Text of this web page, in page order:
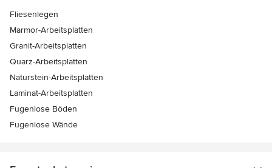
Fliesenlegen
Marmor-Arbeitsplatten
Granit-Arbeitsplatten
Quarz-Arbeitsplatten
Naturstein-Arbeitsplatten
Laminat-Arbeitsplatten
Fugenlose Böden
Fugenlose Wände